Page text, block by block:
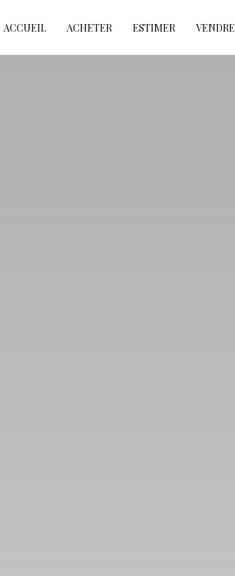
ACCUEIL ACHETER ESTIMER VENDRE